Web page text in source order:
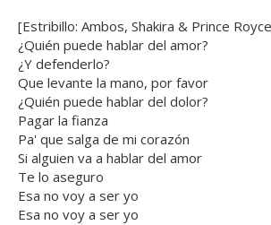
[Estribillo: Ambos, Shakira & Prince
¿Quién puede hablar del amor?
¿Y defenderlo?
Que levante la mano, por favor
¿Quién puede hablar del dolor?
Pagar la fianza
Pa' que salga de mi corazón
Si alguien va a hablar del amor
Te lo aseguro
Esa no voy a ser yo
Esa no voy a ser yo